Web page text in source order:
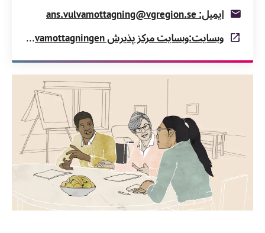
ایمیل: ans.vulvamottagning@vgregion.se
وبسایت:وبسایت مرکز پذیرش Vulvamottagningen